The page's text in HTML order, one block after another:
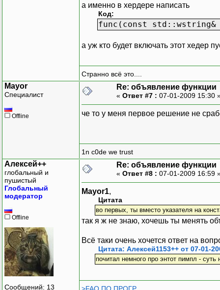
а именно в хердере написать
Код:
func(const
а уж кто будет включать этот хедер
Странно всё это....
Mayor
Специалист
Offline
Re: объявление функции
« Ответ #7 : 07-01-2009 15:30
че то у меня первое решение не
1n c0de we trust
Алексей++
глобальный и
пушистый
Глобальный
модератор
Offline
Сообщений: 13
Re: объявление функции
« Ответ #8 : 07-01-2009 16:59
Mayor1,
Цитата
во первых, ты вместо указателя на
так я ж не знаю, хочешь ты менять
Всё таки очень хочется ответ на
Цитата: Алексей1153++ от 07-01-
почитал немного про энтот пимпл -